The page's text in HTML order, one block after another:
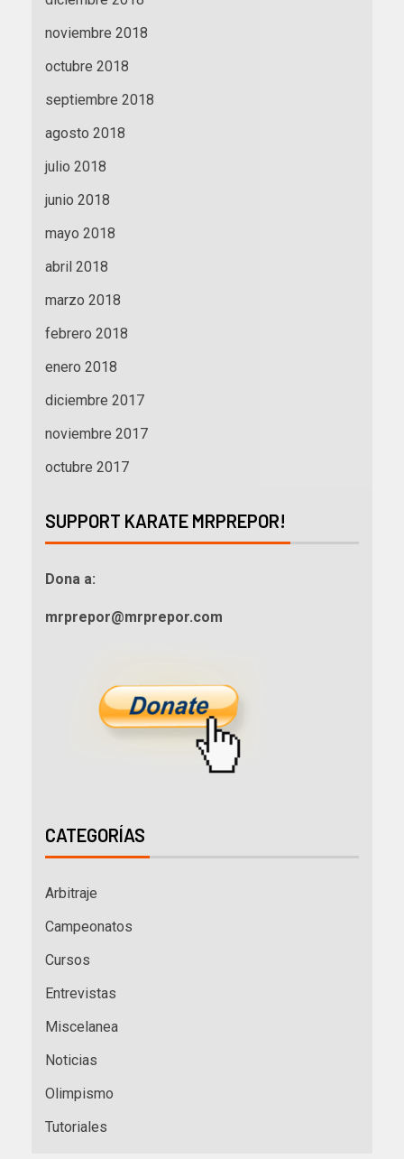
noviembre 2018
octubre 2018
septiembre 2018
agosto 2018
julio 2018
junio 2018
mayo 2018
abril 2018
marzo 2018
febrero 2018
enero 2018
diciembre 2017
noviembre 2017
octubre 2017
SUPPORT KARATE MRPREPOR!
Dona a:
mrprepor@mrprepor.com
CATEGORÍAS
Arbitraje
Campeonatos
Cursos
Entrevistas
Miscelanea
Noticias
Olimpismo
Tutoriales